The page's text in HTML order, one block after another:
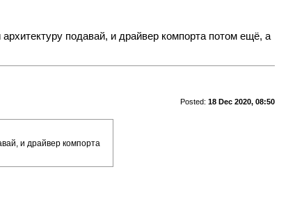
подавай, и драйвер компорта потом ещё, а
Posted: 18 Dec 2020, 08:50
и драйвер компорта